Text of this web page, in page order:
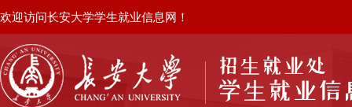
欢迎访问长安大学学生就业信息网！